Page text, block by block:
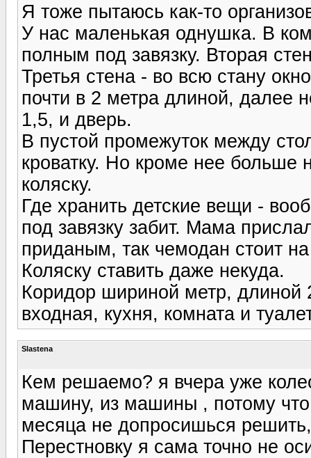
Я тоже пытаюсь как-то
У нас маленькая однушка. В
полным под завязку. Вторая
Третья стена - во всю стану
почти в 2 метра длиной, далее
1,5, и дверь.
В пустой промежуток между
кроватку. Но кроме нее больше
коляску.
Где хранить детские вещи -
под завязку забит. Мама
приданым, так чемодан стоит
Коляску ставить даже некуда.
Коридор шириной метр, длиной
входная, кухня, комната и
Slastena
Кем решаемо? я вчера уже
машину, из машины , потому
месяца не допросишься решить,
Перестновку я сама точно не